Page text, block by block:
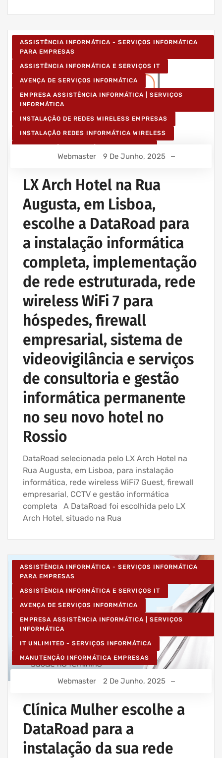
ASSISTÊNCIA INFORMÁTICA - SERVIÇOS INFORMÁTICA
PARA EMPRESAS
ASSISTÊNCIA INFORMÁTICA E SERVIÇOS IT
AVENÇA DE SERVIÇOS INFORMÁTICA
EMPRESA ASSISTÊNCIA INFORMÁTICA | SERVIÇOS
INFORMÁTICA
INSTALAÇÃO DE REDES WIRELESS EMPRESAS
INSTALAÇÃO REDES INFORMÁTICA WIRELESS
PROJETOS CABLAGEM E REDES INFORMÁTICA
REDE ESTRUTURADA INFORMÁTICA
Webmaster 9 De Junho, 2025
LX Arch Hotel na Rua
Augusta, em Lisboa,
escolhe a DataRoad para
a instalação informática
completa, implementação
de rede estruturada, rede
wireless WiFi 7 para
hóspedes, firewall
empresarial, sistema de
videovigilância e serviços
de consultoria e gestão
informática permanente
no seu novo hotel no
Rossio
DataRoad selecionada pelo LX Arch Hotel na
Rua Augusta, em Lisboa, para instalação
informática, rede wireless WiFi7 Guest, firewall
empresarial, CCTV e gestão informática
completa A DataRoad foi escolhida pelo LX
Arch Hotel, situado na Rua
ASSISTÊNCIA INFORMÁTICA - SERVIÇOS INFORMÁTICA
PARA EMPRESAS
ASSISTÊNCIA INFORMÁTICA E SERVIÇOS IT
AVENÇA DE SERVIÇOS INFORMÁTICA
EMPRESA ASSISTÊNCIA INFORMÁTICA | SERVIÇOS
INFORMÁTICA
IT UNLIMITED - SERVIÇOS INFORMÁTICA
MANUTENÇÃO INFORMÁTICA EMPRESAS
Webmaster 2 De Junho, 2025
Clínica Mulher escolhe a
DataRoad para a
instalação da sua rede